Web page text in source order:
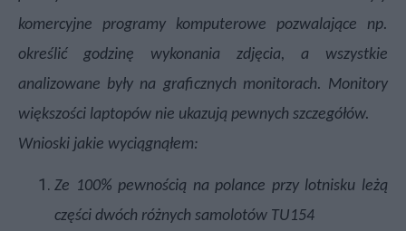
komercyjne programy komputerowe pozwalające np.
określić godzinę wykonania zdjęcia, a wszystkie
analizowane były na graficznych monitorach. Monitory
większości laptopów nie ukazują pewnych szczegółów.
Wnioski jakie wyciągnąłem:
Ze 100% pewnością na polance przy lotnisku leżą
części dwóch różnych samolotów TU154